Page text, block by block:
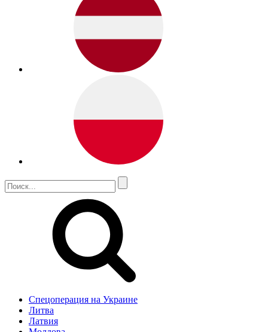
Спецоперация на Украине
Литва
Латвия